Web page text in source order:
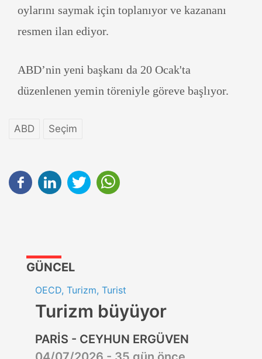
oylarını saymak için toplanıyor ve kazananı
resmen ilan ediyor.
ABD’nin yeni başkanı da 20 Ocak'ta
düzenlenen yemin töreniyle göreve başlıyor.
ABD Seçim
GÜNCEL
OECD, Turizm, Turist
Turizm büyüyor
PARİS - CEYHUN ERGÜVEN